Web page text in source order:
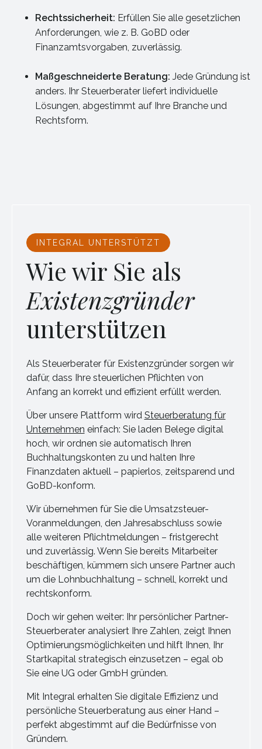
Rechtssicherheit: Erfüllen Sie alle gesetzlichen
Anforderungen, wie z. B. GoBD oder
Finanzamtsvorgaben, zuverlässig.
Maßgeschneiderte Beratung: Jede Gründung ist
anders. Ihr Steuerberater liefert individuelle
Lösungen, abgestimmt auf Ihre Branche und
Rechtsform.
INTEGRAL UNTERSTÜTZT
Wie wir Sie als
Existenzgründer
unterstützen
Als Steuerberater für Existenzgründer sorgen wir
dafür, dass Ihre steuerlichen Pflichten von
Anfang an korrekt und effizient erfüllt werden.
Über unsere Plattform wird Steuerberatung für
Unternehmen einfach: Sie laden Belege digital
hoch, wir ordnen sie automatisch Ihren
Buchhaltungskonten zu und halten Ihre
Finanzdaten aktuell – papierlos, zeitsparend und
GoBD-konform.
Wir übernehmen für Sie die Umsatzsteuer-
Voranmeldungen, den Jahresabschluss sowie
alle weiteren Pflichtmeldungen – fristgerecht
und zuverlässig. Wenn Sie bereits Mitarbeiter
beschäftigen, kümmern sich unsere Partner auch
um die Lohnbuchhaltung – schnell, korrekt und
rechtskonform.
Doch wir gehen weiter: Ihr persönlicher Partner-
Steuerberater analysiert Ihre Zahlen, zeigt Ihnen
Optimierungsmöglichkeiten und hilft Ihnen, Ihr
Startkapital strategisch einzusetzen – egal ob
Sie eine UG oder GmbH gründen.
Mit Integral erhalten Sie digitale Effizienz und
persönliche Steuerberatung aus einer Hand –
perfekt abgestimmt auf die Bedürfnisse von
Gründern.